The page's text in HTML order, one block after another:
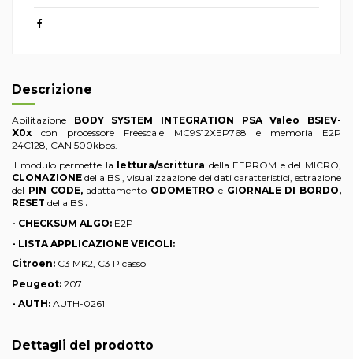
Descrizione
Abilitazione BODY SYSTEM INTEGRATION PSA Valeo BSIEV-
X0x
con processore Freescale MC9S12XEP768 e memoria E2P
24C128, CAN 500kbps.
Il modulo permette la
lettura/scrittura della EEPROM e del MICRO,
CLONAZIONE della BSI, visualizzazione dei dati caratteristici, estrazione
del PIN CODE, adattamento ODOMETRO eGIORNALE DI BORDO,
RESET della BSI.
- CHECKSUM ALGO: E2P
- LISTA APPLICAZIONE VEICOLI:
Citroen: C3 MK2, C3 Picasso
Peugeot: 207
- AUTH: AUTH-0261
Dettagli del prodotto